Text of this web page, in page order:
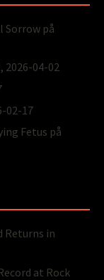
Sorrow på
04-02
02-17
Fetus på
Returns in
at Rock